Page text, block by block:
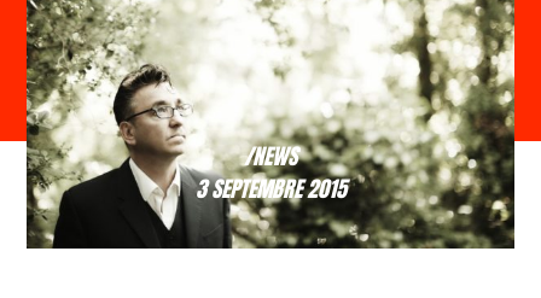
/NEWS
3 SEPTEMBRE 2015